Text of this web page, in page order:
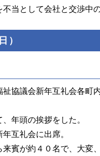
不当として会社と交渉中
）
祉協議会新年互礼会各町
年頭の挨拶をした。
年互礼会に出席。
賓が約４０名で、大変